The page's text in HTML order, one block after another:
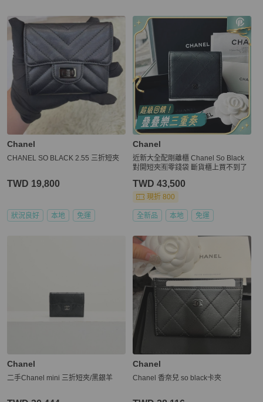
更多相似 Chanel女士錢包 / 小皮件推薦精品
Chanel
CHANEL SO BLACK 2.55 三折短夾
TWD 19,800
狀況良好 本地 免運
Chanel
近新大全配剛離櫃 Chanel So Black
對開短夾🈶零錢袋 斷貨櫃上買不到了
TWD 43,500
現折 800
全新品 本地 免運
Chanel
二手Chanel mini 三折短夾/黑銀羊
Chanel
Chanel 香奈兒 so black卡夾